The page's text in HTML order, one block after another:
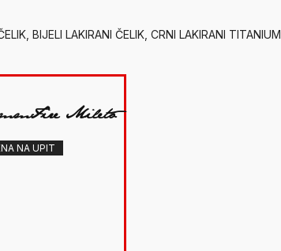
BIJELI LAKIRANI ČELIK, CRNI LAKIRANI TITANIUM
Mileto
NA UPIT